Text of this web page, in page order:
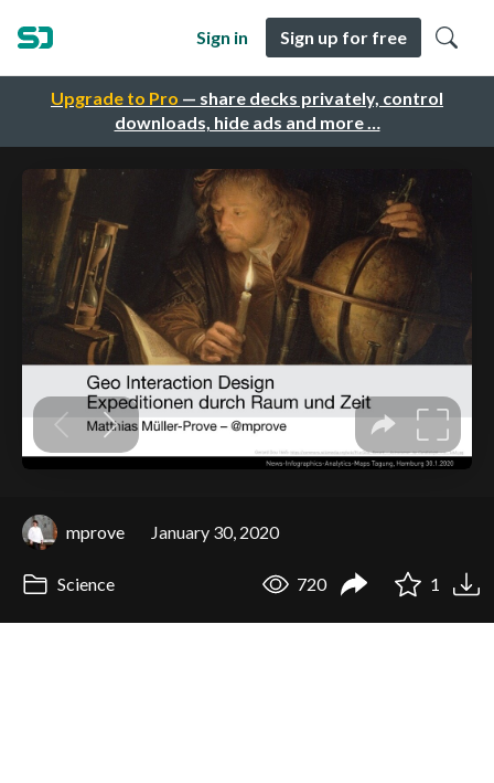
Upgrade to Pro — share decks privately, control
downloads, hide ads and more …
Sign in Sign up for free
mprove January 30, 2020
Science 720 1